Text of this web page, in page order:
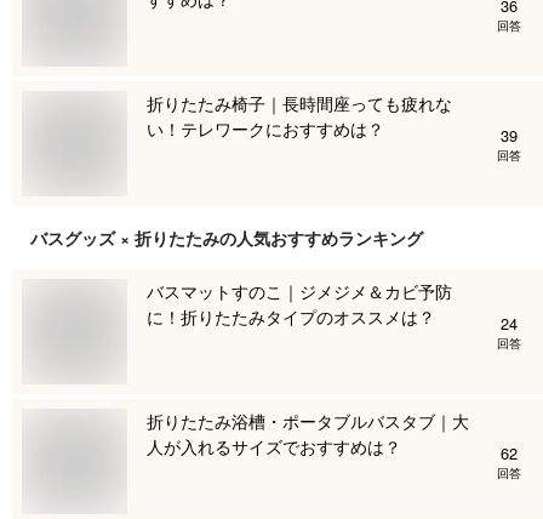
36
回答
折りたたみ椅子｜長時間座っても疲れな
い！テレワークにおすすめは？
39
回答
バスグッズ × 折りたたみの人気おすすめランキング
バスマットすのこ｜ジメジメ＆カビ予防
に！折りたたみタイプのオススメは？
24
回答
折りたたみ浴槽・ポータブルバスタブ｜大
人が入れるサイズでおすすめは？
62
回答